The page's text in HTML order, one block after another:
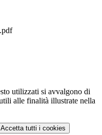
utilizzati si avvalgono di
alle finalità illustrate nella
Accetta tutti i cookies